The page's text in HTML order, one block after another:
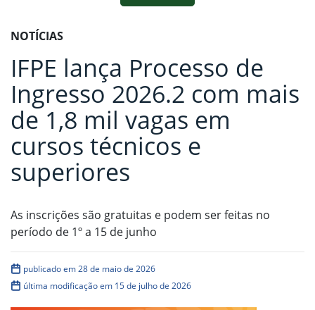
Fim da navegação
Início do conteúdo
NOTÍCIAS
IFPE lança Processo de
Ingresso 2026.2 com mais
de 1,8 mil vagas em
cursos técnicos e
superiores
As inscrições são gratuitas e podem ser feitas no
período de 1º a 15 de junho
publicado em 28 de maio de 2026
última modificação em 15 de julho de 2026